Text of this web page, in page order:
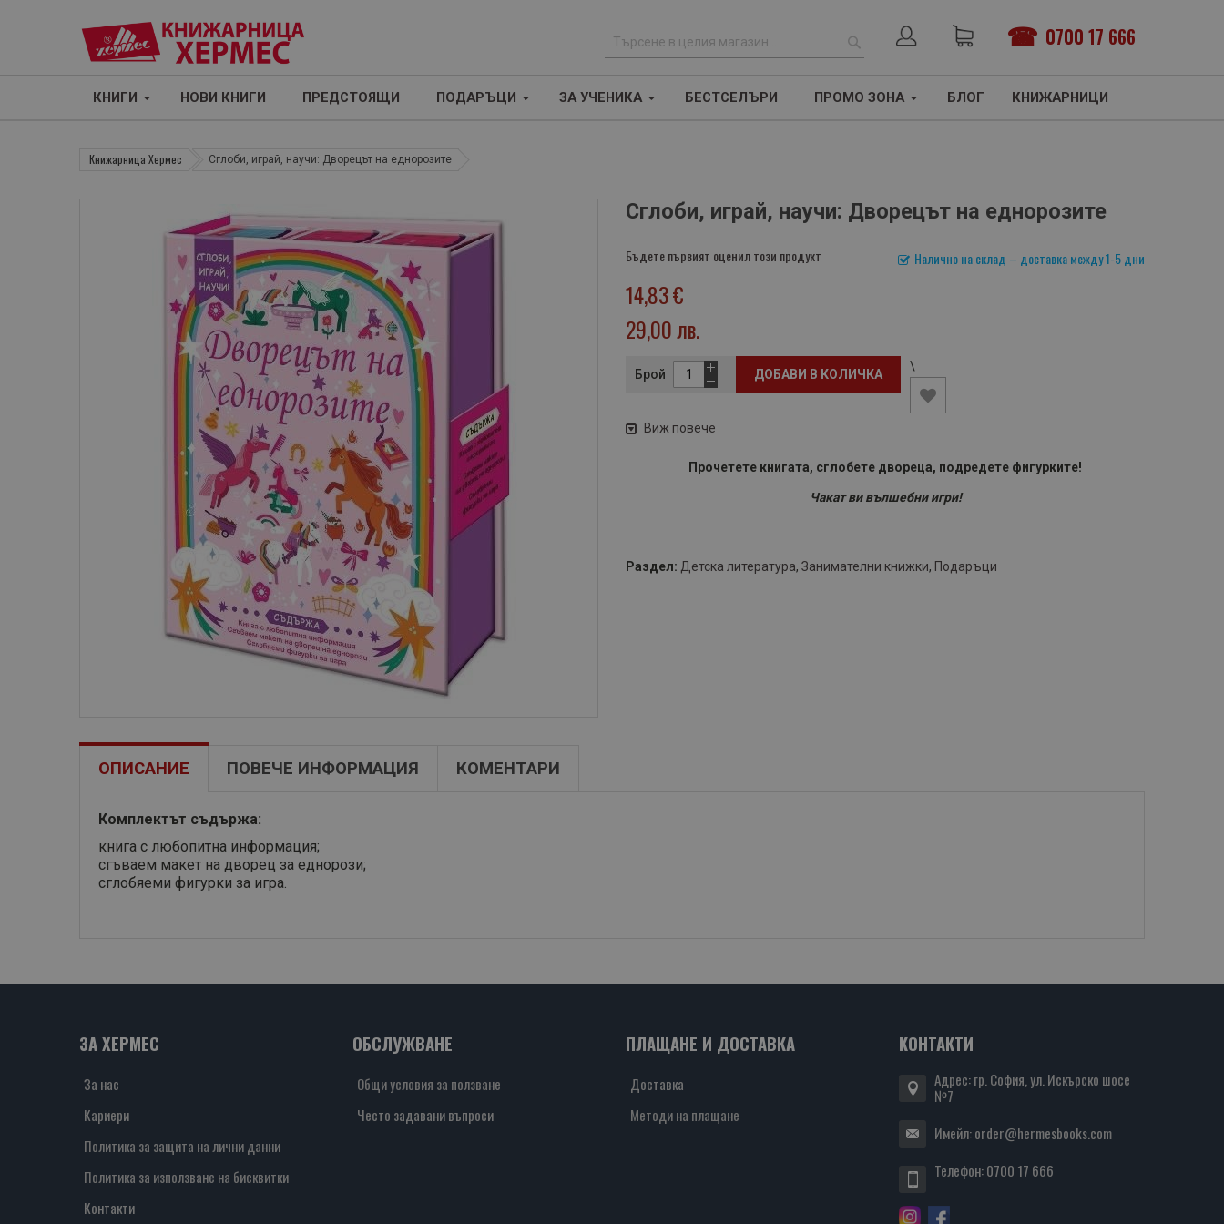
0700 17 666
р
ТЪРСЕНЕ
КНИГИ НОВИ КНИГИ ПРЕДСТОЯЩИ ПОДАРЪЦИ ЗА УЧЕНИКА БЕСТСЕЛЪРИ ПРОМО ЗОНА БЛОГ КНИЖАРНИЦИ
Книжарница Хермес Сглоби, играй, научи: Дворецът на еднорозите
Сглоби, играй, научи: Дворецът на еднорозите
Налично на склад – доставка между 1-5 дни
Бъдете първият оценил този продукт
14,83 €
29,00 лв.
Брой ДОБАВИ В КОЛИЧКА
\
Виж повече
Прочетете книгата, сглобете двореца, подредете фигурките!
Чакат ви вълшебни игри!
Раздел: Детска литература, Занимателни книжки, Подаръци
ОПИСАНИЕ ПОВЕЧЕ ИНФОРМАЦИЯ КОМЕНТАРИ
Комплектът съдържа:
книга с любопитна информация;
сгъваем макет на дворец за еднорози;
сглобяеми фигурки за игра.
ЗА ХЕРМЕС
За нас
Кариери
Политика за защита на лични данни
Политика за използване на бисквитки
Контакти
ОБСЛУЖВАНЕ
Общи условия за ползване
Често задавани въпроси
ПЛАЩАНЕ И ДОСТАВКА
Доставка
Методи на плащане
КОНТАКТИ
Адрес: гр. София, ул. Искърско шосе
№7
Имейл:order@hermesbooks.com
Телефон:0700 17 666